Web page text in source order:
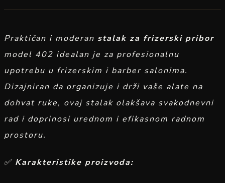
Praktičan i moderan stalak za frizerski pribor
model 402 idealan je za profesionalnu
upotrebu u frizerskim i barber salonima.
Dizajniran da organizuje i drži vaše alate na
dohvat ruke, ovaj stalak olakšava svakodnevni
rad i doprinosi urednom i efikasnom radnom
prostoru.
✅ Karakteristike proizvoda: